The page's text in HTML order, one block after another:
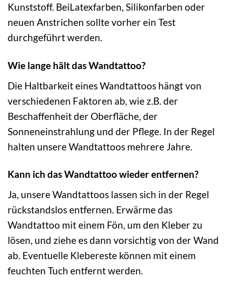
Kunststoff. BeiLatexfarben, Silikonfarben oder
neuen Anstrichen sollte vorher ein Test
durchgeführt werden.
Wie lange hält das Wandtattoo?
Die Haltbarkeit eines Wandtattoos hängt von
verschiedenen Faktoren ab, wie z.B. der
Beschaffenheit der Oberfläche, der
Sonneneinstrahlung und der Pflege. In der Regel
halten unsere Wandtattoos mehrere Jahre.
Kann ich das Wandtattoo wieder entfernen?
Ja, unsere Wandtattoos lassen sich in der Regel
rückstandslos entfernen. Erwärme das
Wandtattoo mit einem Fön, um den Kleber zu
lösen, und ziehe es dann vorsichtig von der Wand
ab. Eventuelle Klebereste können mit einem
feuchten Tuch entfernt werden.